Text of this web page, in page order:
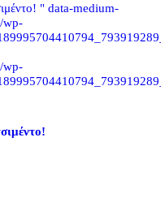
" data-medium-
wp-
wp-